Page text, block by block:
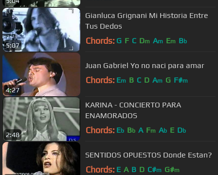
5:07
Gianluca Grignani Mi Historia Entre
Tus Dedos
Chords: G F C Dm Am Em Bb
4:27
Juan Gabriel Yo no naci para amar
Chords: Em B C D Am G F#m
2:48
KARINA - CONCIERTO PARA
ENAMORADOS
Chords: Eb Bb A Fm Ab E Db
SENTIDOS OPUESTOS Donde Estan?
Chords: E A B D C#m G#m